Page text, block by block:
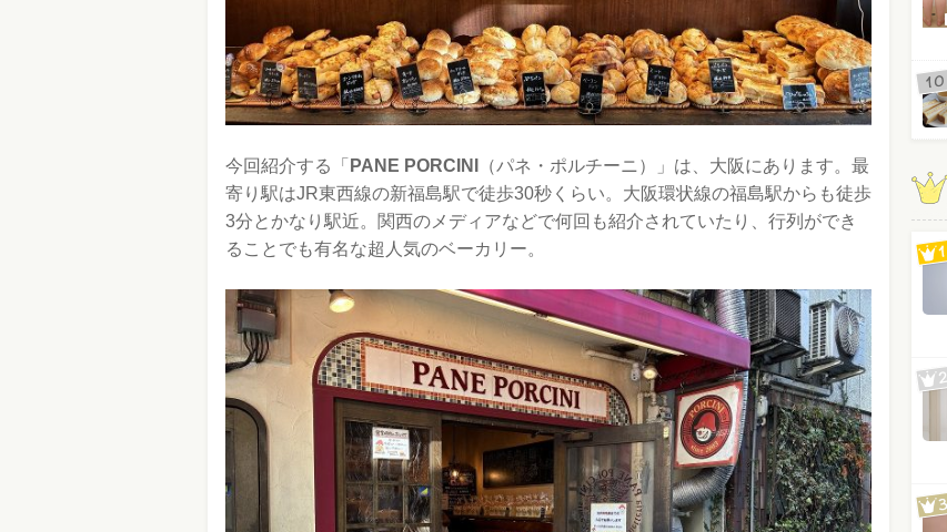
今回紹介する「 PANE PORCINI
（パネ・ポルチーニ）」は、大阪にあります。最
寄り駅はJR東西線の新福島駅で徒歩30秒くらい。大阪環状線の福島駅からも徒歩
3分とかなり駅近。関西のメディアなどで何回も紹介されていたり、行列ができ
ることでも有名な超人気のベーカリー。